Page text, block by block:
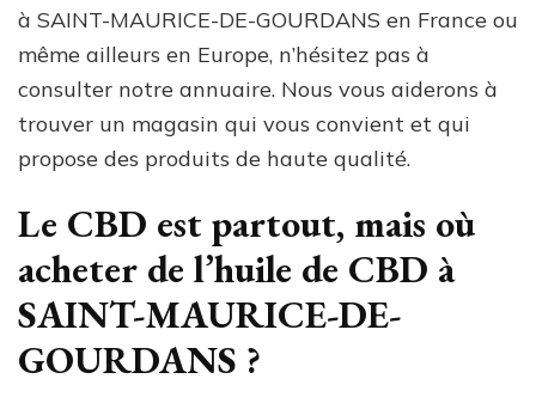
à SAINT-MAURICE-DE-GOURDANS en France ou
même ailleurs en Europe, n’hésitez pas à
consulter notre annuaire. Nous vous aiderons à
trouver un magasin qui vous convient et qui
propose des produits de haute qualité.
Le CBD est partout, mais où
acheter de l’huile de CBD à
SAINT-MAURICE-DE-
GOURDANS ?